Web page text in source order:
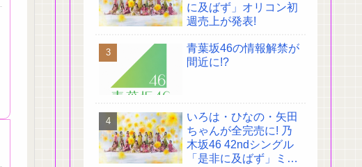
に及ばず」オリコン初
週売上が発表!
青葉坂46の情報解禁が
間近に!?
いろは・ひなの・矢田
ちゃんが全完売に! 乃
木坂46 42ndシングル
「是非に及ばず」ミー